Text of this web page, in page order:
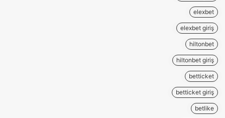
elexbet
elexbet giriş
hiltonbet
hiltonbet giriş
betticket
betticket giriş
betlike